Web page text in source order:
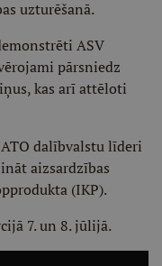
uzturēšanā.
ASV
pārsniedz
kas arī attēloti
dalībvalstu līderi
aizsardzības
(IKP).
7. un 8. jūlijā.